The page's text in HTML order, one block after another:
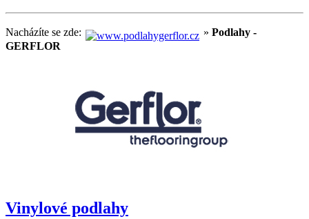
Nacházíte se zde: » Podlahy -
GERFLOR
Vinylové podlahy